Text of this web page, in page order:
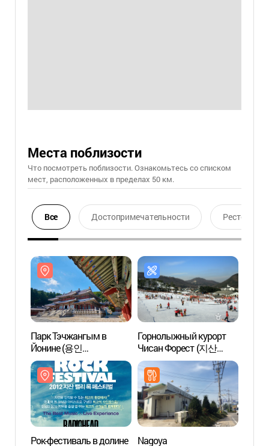
Места поблизости
Что посмотреть поблизости. Ознакомьтесь со списком
мест, расположенных в пределах 50 км.
Все Достопримечательности Ресторан
Парк Тэчжангым в
Йонине (용인
대장금파크)
Горнолыжный курорт
Чисан Форест (지산
포레스트 리조트 스키장 )
Рок-фестиваль в долине
Nagoya